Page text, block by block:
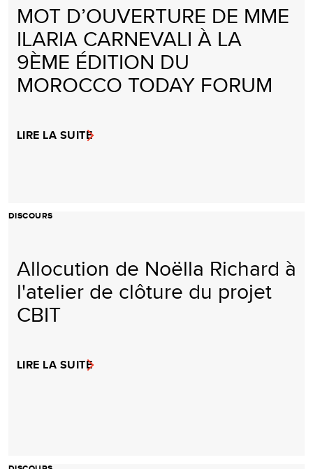
MOT D’OUVERTURE DE MME
ILARIA CARNEVALI À LA
9ÈME ÉDITION DU
MOROCCO TODAY FORUM
LIRE LA SUITE
DISCOURS
Allocution de Noëlla Richard à
l'atelier de clôture du projet
CBIT
LIRE LA SUITE